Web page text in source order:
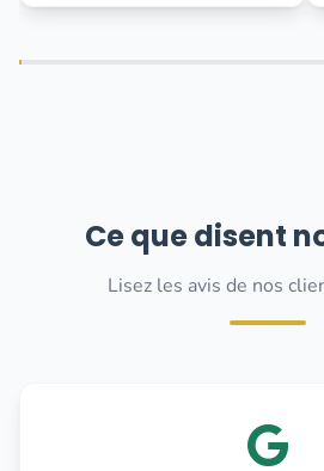
Ce que disent
Lisez les avis de nos